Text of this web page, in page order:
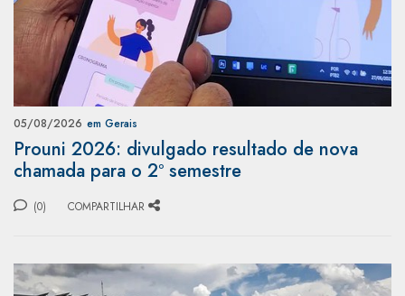
05/08/2026 em Gerais
Prouni 2026: divulgado resultado de nova
chamada para o 2º semestre
(0) COMPARTILHAR